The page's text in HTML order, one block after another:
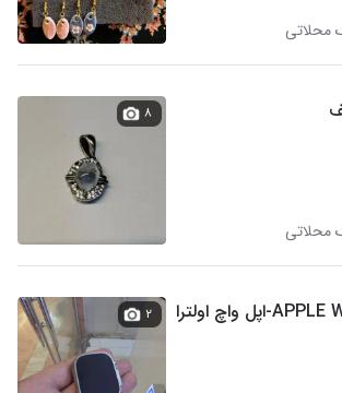
۸
APPLE WATCH ULTRA 2-اپل واچ اولترا
۲